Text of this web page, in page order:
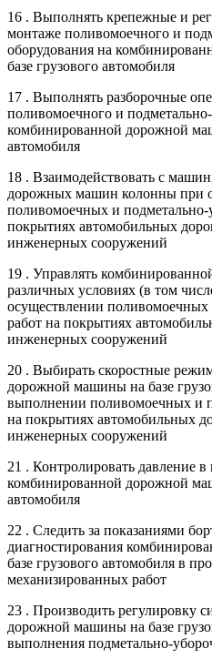
16 . Выполнять крепежные и
монтаже поливомоечного и
оборудования на
базе грузового автомобиля
17 . Выполнять разборочные
поливомоечного и
комбинированной дорожной
автомобиля
18 . Взаимодействовать с
дорожных машин колонны при
поливомоечных и подметально-
покрытиях автомобильных
инженерных сооружений
19 . Управлять
различных условиях (в том
осуществлении
работ на покрытиях
инженерных сооружений
20 . Выбирать скоростные
дорожной машины на базе
выполнении поливомоечных и
на покрытиях автомобильных
инженерных сооружений
21 . Контролировать давление в
комбинированной дорожной
автомобиля
22 . Следить за показаниями
диагностирования
базе грузового автомобиля в
механизированных работ
23 . Производить регулировку
дорожной машины на базе
выполнения подметально-